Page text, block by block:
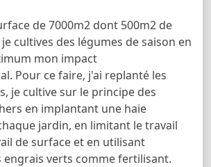
de 7000m2 dont 500m2 de
cultives des légumes de saison en
mon impact
Pour ce faire, j'ai replanté les
je cultive sur le principe des
en implantant une haie
jardin, en limitant le travail
de surface et en utilisant
engrais verts comme fertilisant.